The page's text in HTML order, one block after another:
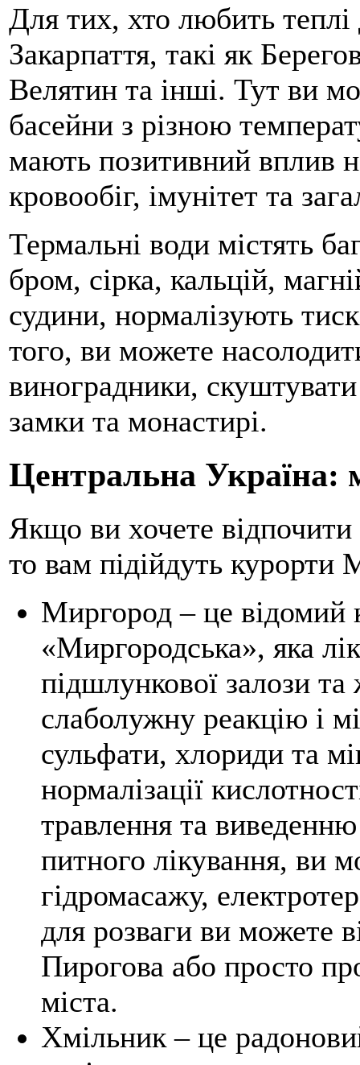
Для тих, хто любить теплі
Закарпаття, такі як
Велятин та інші. Тут ви
басейни з різною
мають позитивний вплив
кровообіг, імунітет та
Термальні води містять
бром, сірка, кальцій,
судини, нормалізують
того, ви можете
виноградники, скуштувати
замки та монастирі.
Центральна Україна:
Якщо ви хочете відпочити
то вам підійдуть
Миргород – це відомий
«Миргородська», яка
підшлункової залози
слаболужну реакцію і
сульфати, хлориди та
нормалізації
травлення та
питного лікування, ви
гідромасажу,
для розваги ви можете
Пирогова або просто
міста.
Хмільник – це